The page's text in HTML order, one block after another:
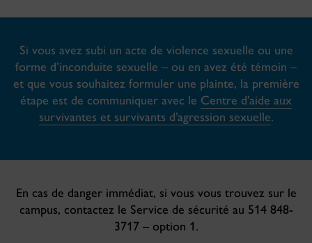
Si vous avez subi un acte de violence sexuelle ou une
forme d’inconduite sexuelle – ou en avez été témoin –
et que vous souhaitez formuler une plainte, la première
étape est de communiquer avec le Centre d’aide aux
survivantes et survivants d’agression sexuelle.
En cas de danger immédiat, si vous vous trouvez sur le
campus, contactez le Service de sécurité au 514 848-
3717 – option 1.